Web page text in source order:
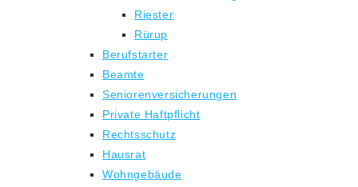
Riester
Rürup
Berufstarter
Beamte
Seniorenversicherungen
Private Haftpflicht
Rechtsschutz
Hausrat
Wohngebäude